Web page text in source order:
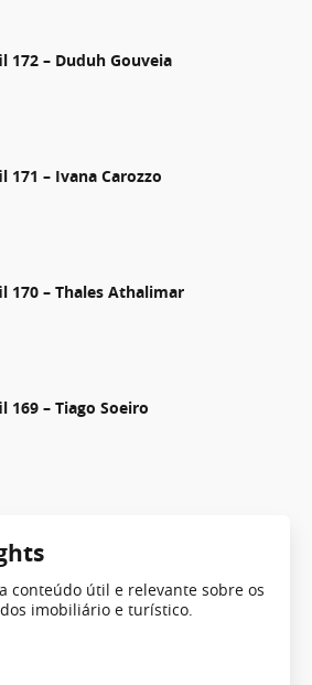
172 – Duduh Gouveia
171 – Ivana Carozzo
170 – Thales Athalimar
169 – Tiago Soeiro
conteúdo útil e relevante sobre os
imobiliário e turístico.